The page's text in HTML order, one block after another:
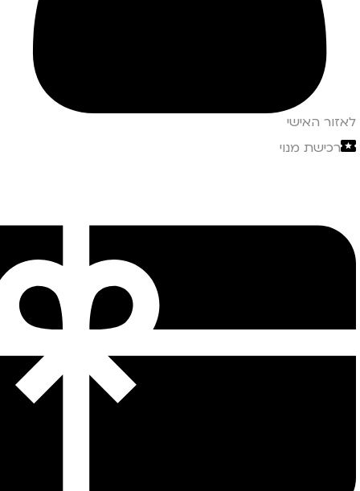
לאזור האישי
רכישת מנוי